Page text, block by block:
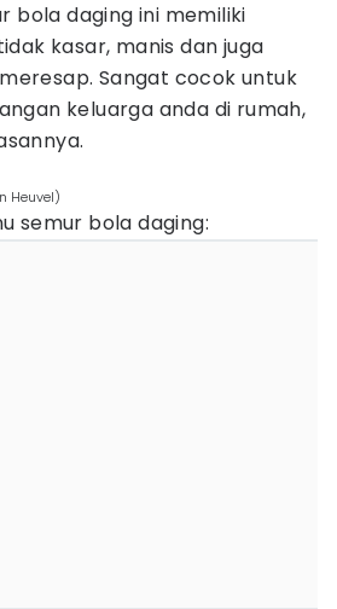
bola daging ini memiliki
kasar, manis dan juga
Sangat cocok untuk
keluarga anda di rumah,
Heuvel)
semur bola daging: